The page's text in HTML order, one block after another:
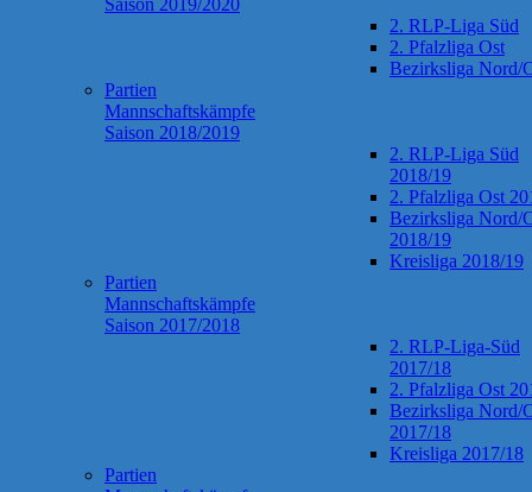
2. RLP-Liga Süd
2. Pfalzliga Ost
Bezirksliga Nord/
Partien
Mannschaftskämpfe
Saison 2018/2019
2. RLP-Liga Süd
2018/19
2. Pfalzliga Ost
Bezirksliga Nord/
2018/19
Kreisliga 2018/19
Partien
Mannschaftskämpfe
Saison 2017/2018
2. RLP-Liga-Süd
2017/18
2. Pfalzliga Ost
Bezirksliga Nord/
2017/18
Kreisliga 2017/18
Partien